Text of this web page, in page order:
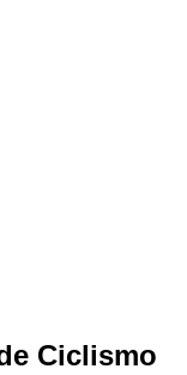
Ciclismo